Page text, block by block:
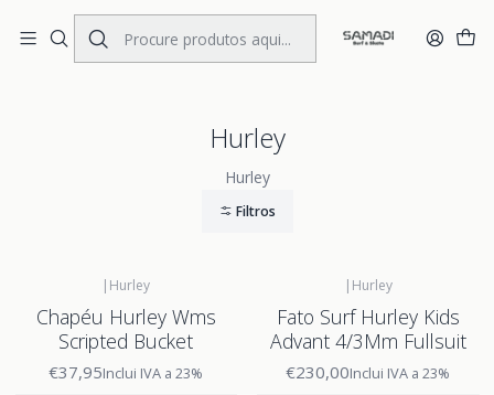
Portes Gratis Portugal e Espanha
Início BRANDS Hurley
Hurley
Hurley
Filtros
| Hurley
Chapéu Hurley Wms
Scripted Bucket
€37,95Inclui IVA a 23%
| Hurley
Fato Surf Hurley Kids
Advant 4/3Mm Fullsuit
€230,00Inclui IVA a 23%